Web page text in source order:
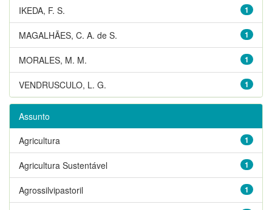
1
IKEDA, F. S.
1
MAGALHÃES, C. A. de S.
1
MORALES, M. M.
1
VENDRUSCULO, L. G.
Assunto
1
Agricultura
1
Agricultura Sustentável
1
Agrossilvipastoril